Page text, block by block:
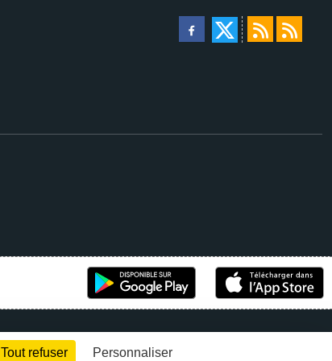
Tout refuser Personnaliser